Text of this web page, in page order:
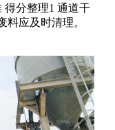
得分整理1 通道干
料应及时清理。